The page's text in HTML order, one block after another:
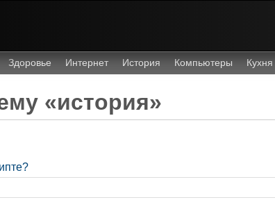
Здоровье Интернет История Компьютеры Кухня
«история»